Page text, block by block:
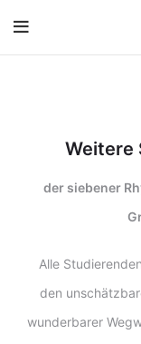
Weitere
der siebener
Alle
den
wunderbarer